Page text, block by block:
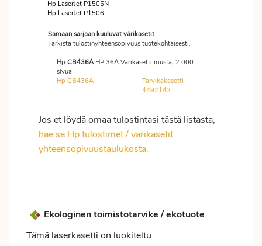
Hp LaserJet P1505N
Hp LaserJet P1506
Samaan sarjaan kuuluvat värikasetit
Tarkista tulostinyhteensopivuus tuotekohtaisesti.
Hp CB436AHP 36A Värikasetti musta, 2.000
sivua
Hp CB436A
Tarvikekasetti
4492142
Jos et löydä omaa tulostintasi tästä listasta,
hae se Hp tulostimet / värikasetit
yhteensopivuustaulukosta.
Ekologinen toimistotarvike / ekotuote
Tämä laserkasetti on luokiteltu